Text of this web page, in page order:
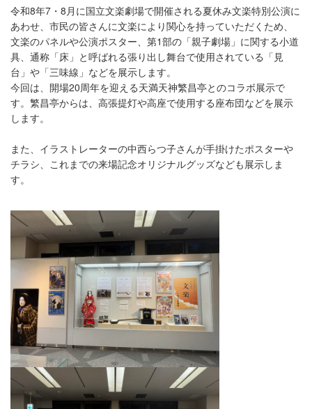
令和8年7・8月に国立文楽劇場で開催される夏休み文楽特別公演に
あわせ、市民の皆さんに文楽により関心を持っていただくため、
文楽のパネルや公演ポスター、第1部の「親子劇場」に関する小道
具、通称「床」と呼ばれる張り出し舞台で使用されている「見
台」や「三味線」などを展示します。
今回は、開場20周年を迎える天満天神繁昌亭とのコラボ展示で
す。繁昌亭からは、高張提灯や高座で使用する座布団などを展示
します。
また、イラストレーターの中西らつ子さんが手掛けたポスターや
チラシ、これまでの来場記念オリジナルグッズなども展示しま
す。